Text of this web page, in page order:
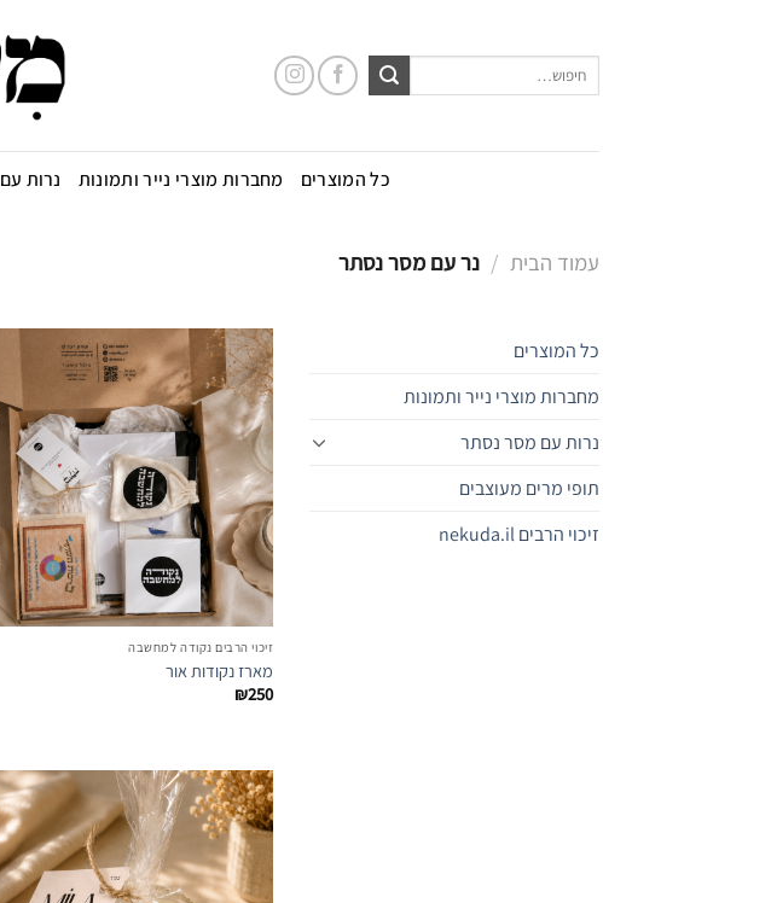
כל המוצרים מחברות מוצרי נייר ותמונות נרות
עמוד הבית / נר עם מסר נסתר
כל המוצרים
מחברות מוצרי נייר ותמונות
נרות עם מסר נסתר
תופי מרים מעוצבים
זיכוי הרבים nekuda.il
זיכוי הרבים נקודה למחשבה
מארז נקודות אור
₪250